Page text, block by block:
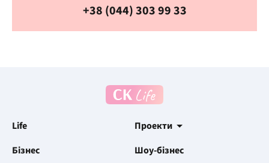
+38 (044) 303 99 33
Life
Проекти
Бізнес
Шоу-бізнес